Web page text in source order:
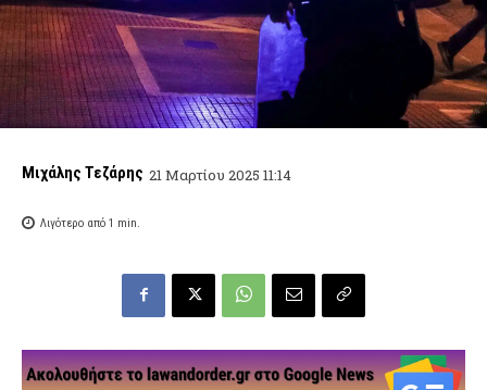
Μιχάλης Τεζάρης 21 Μαρτίου 2025 11:14
Λιγότερο από 1 min.